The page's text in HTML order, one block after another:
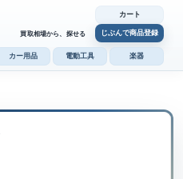
買取相場から、探せる
カート
じぶんで商品登録
カー用品 電動工具 楽器